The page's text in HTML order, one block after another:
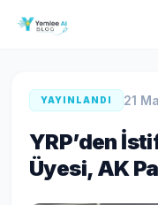
YAYINLANDI 21
YRP’den
Üyesi, AK